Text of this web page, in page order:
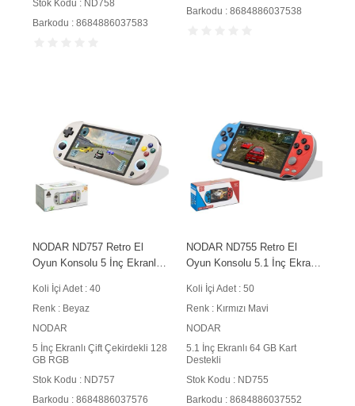
Stok Kodu : ND758
Barkodu : 8684886037583
Barkodu : 8684886037538
NODAR ND757 Retro El
Oyun Konsolu 5 İnç Ekranlı
Aydınlatmalı Beyaz
Koli İçi Adet : 40
Renk : Beyaz
NODAR
5 İnç Ekranlı Çift Çekirdekli 128
GB RGB
Stok Kodu : ND757
Barkodu : 8684886037576
NODAR ND755 Retro El
Oyun Konsolu 5.1 İnç Ekranlı
Mavi
Koli İçi Adet : 50
Renk : Kırmızı Mavi
NODAR
5.1 İnç Ekranlı 64 GB Kart
Destekli
Stok Kodu : ND755
Barkodu : 8684886037552